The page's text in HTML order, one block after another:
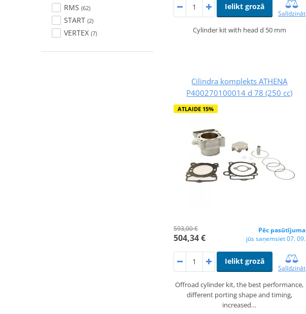
RMS (62)
START (2)
VERTEX (7)
Ielikt grozā
Salīdzināt
Cylinder kit with head d 50 mm
Cilindra komplekts ATHENA
P400270100014 d 78 (250 cc)
ATLAIDE 15%
593,00 €
504,34 €
Pēc pasūtījuma
jūs saņemsiet 07. 09.
Ielikt grozā
Salīdzināt
Offroad cylinder kit, the best performance,
different porting shape and timing,
increased…